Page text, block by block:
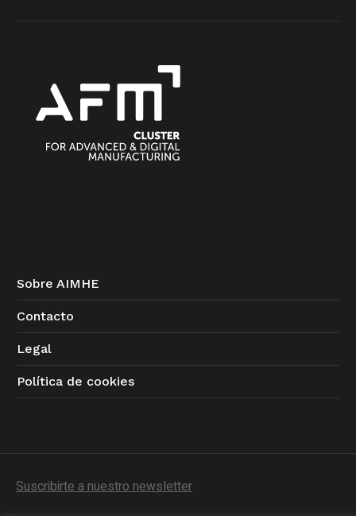
Sobre AIMHE
Contacto
Legal
Política de cookies
Suscribirte a nuestro newsletter